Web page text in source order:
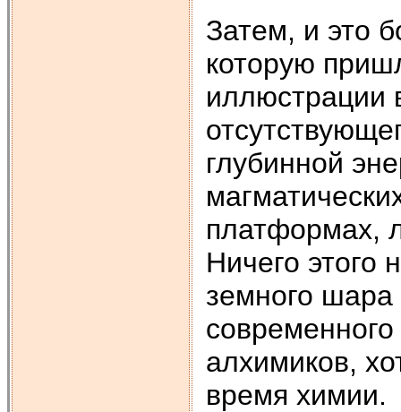
Затем, и это
которую
иллюстрации
глубинной
платформах,
Ничего этого
земного шара
алхимиков,
время химии.